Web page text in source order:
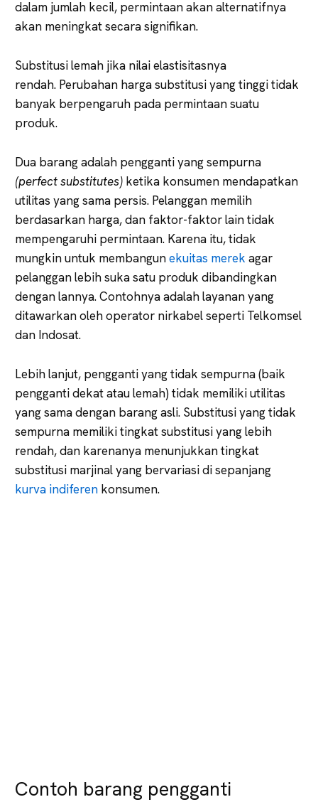
dalam jumlah kecil, permintaan akan alternatifnya
akan meningkat secara signifikan.
Substitusi lemah jika nilai elastisitasnya
rendah. Perubahan harga substitusi yang tinggi tidak
banyak berpengaruh pada permintaan suatu
produk.
Dua barang adalah pengganti yang sempurna
(perfect substitutes) ketika konsumen mendapatkan
utilitas yang sama persis. Pelanggan memilih
berdasarkan harga, dan faktor-faktor lain tidak
mempengaruhi permintaan. Karena itu, tidak
mungkin untuk membangunekuitas merek agar
pelanggan lebih suka satu produk dibandingkan
dengan lannya. Contohnya adalah layanan yang
ditawarkan oleh operator nirkabel seperti Telkomsel
dan Indosat.
Lebih lanjut, pengganti yang tidak sempurna (baik
pengganti dekat atau lemah) tidak memiliki utilitas
yang sama dengan barang asli. Substitusi yang tidak
sempurna memiliki tingkat substitusi yang lebih
rendah, dan karenanya menunjukkan tingkat
substitusi marjinal yang bervariasi di sepanjang
kurva indiferen konsumen.
Contoh barang pengganti